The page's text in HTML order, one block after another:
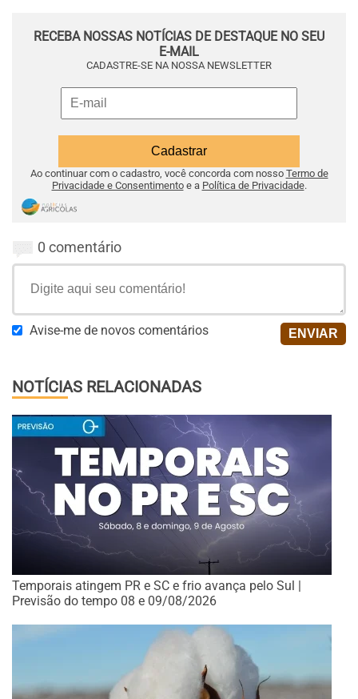
RECEBA NOSSAS NOTÍCIAS DE DESTAQUE NO SEU
E-MAIL
CADASTRE-SE NA NOSSA NEWSLETTER
Ao continuar com o cadastro, você concorda com nosso Termo de
Privacidade e Consentimentoe a Política de Privacidade.
0 comentário
Avise-me de novos comentários
NOTÍCIAS RELACIONADAS
Temporais atingem PR e SC e frio avança pelo Sul |
Previsão do tempo 08 e 09/08/2026